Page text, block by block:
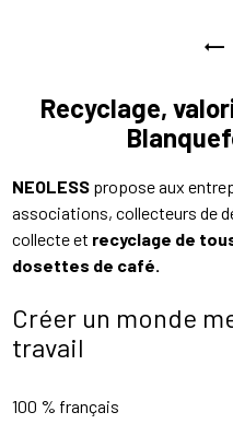
Recyclage,
NEOLESS propose aux
associations, collecteurs de
collecte et recyclage de
dosettes de café.
Créer un monde
travail
100 % français